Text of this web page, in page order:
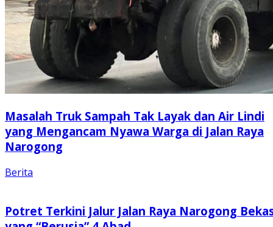
Masalah Truk Sampah Tak Layak dan Air Lindi
yang Mengancam Nyawa Warga di Jalan Raya
Narogong
Berita
Potret Terkini Jalur Jalan Raya Narogong